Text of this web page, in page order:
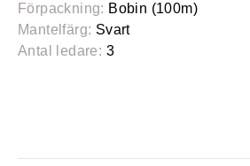
Förpackning: Bobin (100m)
Mantelfärg: Svart
Antal ledare: 3